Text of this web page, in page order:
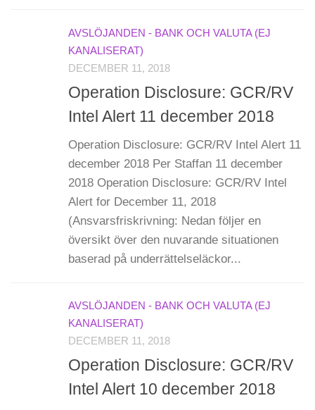
AVSLÖJANDEN - BANK OCH VALUTA (EJ
KANALISERAT)
DECEMBER 11, 2018
Operation Disclosure: GCR/RV
Intel Alert 11 december 2018
Operation Disclosure: GCR/RV Intel Alert 11
december 2018 Per Staffan 11 december
2018 Operation Disclosure: GCR/RV Intel
Alert for December 11, 2018
(Ansvarsfriskrivning: Nedan följer en
översikt över den nuvarande situationen
baserad på underrättelseläckor...
AVSLÖJANDEN - BANK OCH VALUTA (EJ
KANALISERAT)
DECEMBER 11, 2018
Operation Disclosure: GCR/RV
Intel Alert 10 december 2018